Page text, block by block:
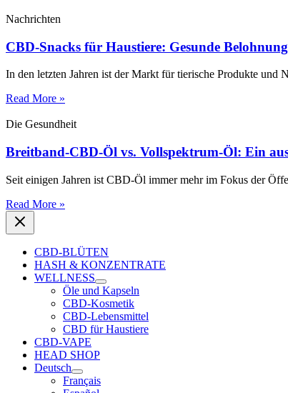
Nachrichten
CBD-Snacks für Haustiere: Gesunde
In den letzten Jahren ist der Markt für tierische Produkte und
Read More »
Die Gesundheit
Breitband-CBD-Öl vs. Vollspektrum-Öl: Ein
Seit einigen Jahren ist CBD-Öl immer mehr im Fokus der
Read More »
CBD-BLÜTEN
HASH & KONZENTRATE
WELLNESS
Öle und Kapseln
CBD-Kosmetik
CBD-Lebensmittel
CBD für Haustiere
CBD-VAPE
HEAD SHOP
Deutsch
Français